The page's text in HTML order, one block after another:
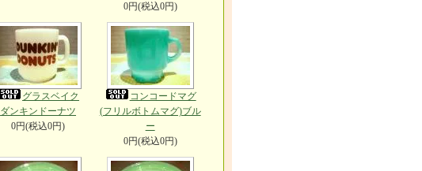
0円(税込0円)
グラスベイク
ダンキンドーナツ
0円(税込0円)
コンコードマグ
(フリルボトムマグ)ブル
ー
0円(税込0円)